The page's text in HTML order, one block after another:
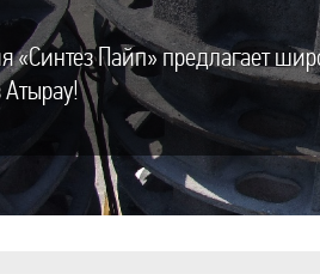
«Синтез Пайп» предлагает
Атырау!